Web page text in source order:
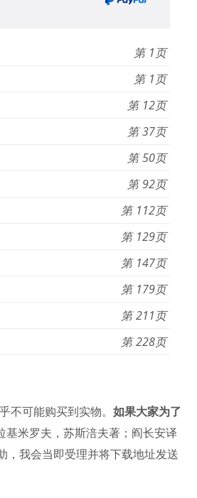
1
1
12
37
50
92
112
129
147
179
211
228
不可能购买到实物。 如果大家为了
基米罗夫，苏斯涪夫著；阎长安译
，我会当即受理并将下载地址发送